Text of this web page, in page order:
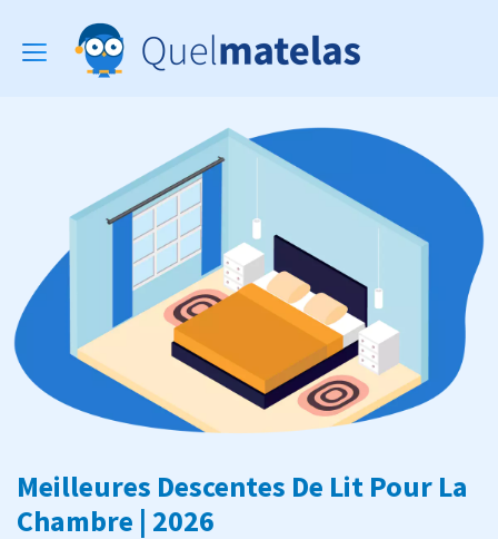
Toggle
navigation
Meilleures Descentes De Lit Pour La
Chambre | 2026